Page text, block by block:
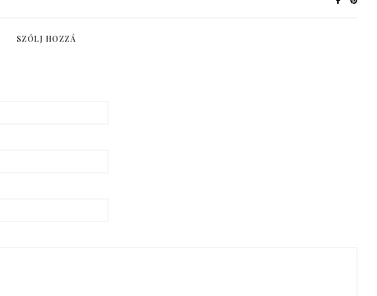
SZÓLJ HOZZÁ